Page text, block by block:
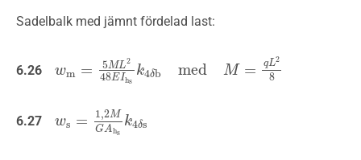
Sadelbalk med jämnt fördelad last:
6.26 wm = 5ML2
48EIhs
k4δb med M = qL2
8
wm =5ML248EIhsk bmed =qL 28
6.27 ws = 1,2M
GAhs
k4δs
ws =1, 2MGAhsk4